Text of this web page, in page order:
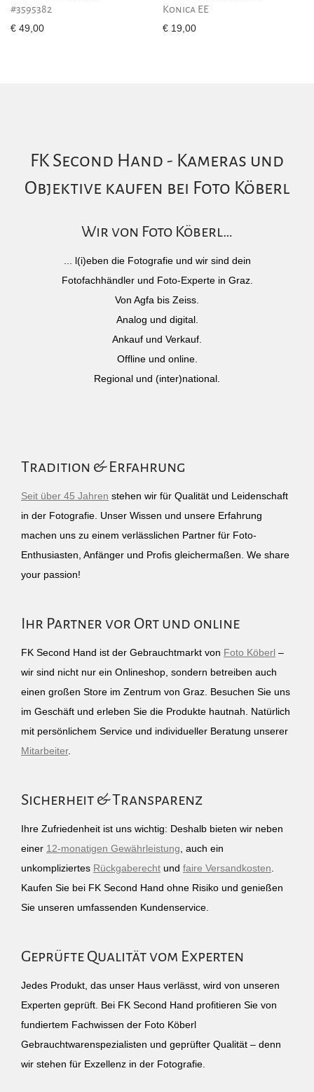
#3595382
€ 49,00
Konica EE
€ 19,00
FK Second Hand - Kameras und
Objektive kaufen bei Foto Köberl
Wir von Foto Köberl…
... l(i)eben die Fotografie und wir sind dein
Fotofachhändler und Foto-Experte in Graz.
Von Agfa bis Zeiss.
Analog und digital.
Ankauf und Verkauf.
Offline und online.
Regional und (inter)national.
Tradition & Erfahrung
Seit über 45 Jahren stehen wir für Qualität und Leidenschaft
in der Fotografie. Unser Wissen und unsere Erfahrung
machen uns zu einem verlässlichen Partner für Foto-
Enthusiasten, Anfänger und Profis gleichermaßen. We share
your passion!
Ihr Partner vor Ort und online
FK Second Hand ist der Gebrauchtmarkt von Foto Köberl –
wir sind nicht nur ein Onlineshop, sondern betreiben auch
einen großen Store im Zentrum von Graz. Besuchen Sie uns
im Geschäft und erleben Sie die Produkte hautnah. Natürlich
mit persönlichem Service und individueller Beratung unserer
Mitarbeiter.
Sicherheit & Transparenz
Ihre Zufriedenheit ist uns wichtig: Deshalb bieten wir neben
einer 12-monatigen Gewährleistung , auch ein
unkompliziertes Rückgaberecht und faire Versandkosten
Kaufen Sie bei FK Second Hand ohne Risiko und genießen
Sie unseren umfassenden Kundenservice.
Geprüfte Qualität vom Experten
Jedes Produkt, das unser Haus verlässt, wird von unseren
Experten geprüft. Bei FK Second Hand profitieren Sie von
fundiertem Fachwissen der Foto Köberl
Gebrauchtwarenspezialisten und geprüfter Qualität – denn
wir stehen für Exzellenz in der Fotografie.